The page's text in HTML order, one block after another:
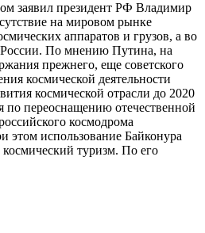
заявил президент РФ Владимир
на мировом рынке
аппаратов и грузов, а во
России. По мнению Путина, на
прежнего, еще советского
космической деятельности
космической отрасли до 2020
по переоснащению отечественной
космодрома
этом использование Байконура
космический туризм. По его